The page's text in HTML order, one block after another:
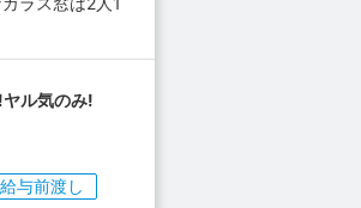
ル気のみ!
給与前渡し